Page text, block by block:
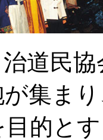
道民
集ま
的と